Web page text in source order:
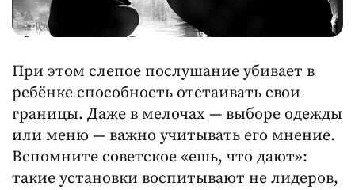
При этом слепое послушание убивает в
ребёнке способность отстаивать свои
границы. Даже в мелочах — выборе одежды
или меню — важно учитывать его мнение.
Вспомните советское «ешь, что дают»:
такие установки воспитывают не лидеров,